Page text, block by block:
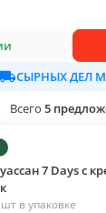
СЫРНЫХ ДЕЛ
Всего 5
7 Days с
в упаковке